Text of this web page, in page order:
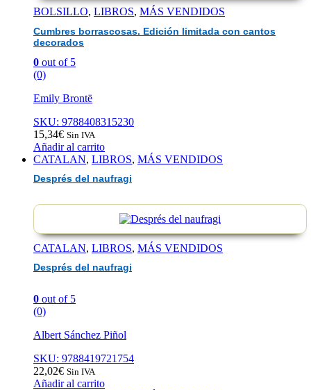
BOLSILLO, LIBROS, MÁS VENDIDOS
Cumbres borrascosas. Edición limitada con cantos
decorados
0 out of 5
(0)
Emily Brontë
SKU: 9788408315230
15,34€ Sin IVA
Añadir al carrito
CATALAN, LIBROS, MÁS VENDIDOS
Després del naufragi
CATALAN, LIBROS, MÁS VENDIDOS
Després del naufragi
0 out of 5
(0)
Albert Sánchez Piñol
SKU: 9788419721754
22,02€ Sin IVA
Añadir al carrito